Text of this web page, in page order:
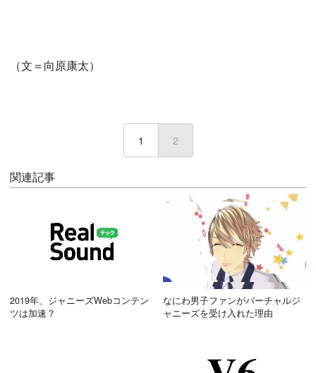
（文＝向原康太）
1 2
関連記事
2019年、ジャニーズWebコンテン
ツは加速？
なにわ男子ファンがバーチャルジ
ャニーズを受け入れた理由